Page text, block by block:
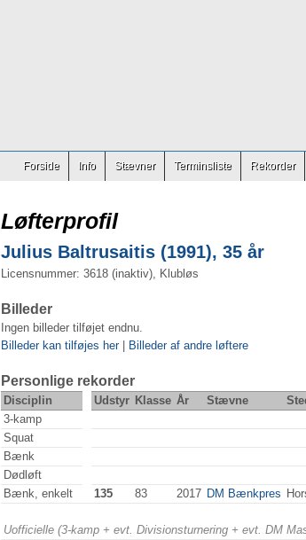
Forside Info Stævner Terminsliste Rekorder
Løfterprofil
Julius Baltrusaitis (1991), 35 år
Licensnummer: 3618 (inaktiv), Klubløs
Billeder
Ingen billeder tilføjet endnu.
Billeder kan tilføjes her| Billeder af andre løftere
Personlige rekorder
Disciplin Udstyr Klasse År Stævne
3-kamp
Squat
Bænk
Dødløft
Bænk, enkelt
135 83 2017 DM Bænkpres
Uofficielle (3-kamp + evt. Divisionsturnering + evt. DM